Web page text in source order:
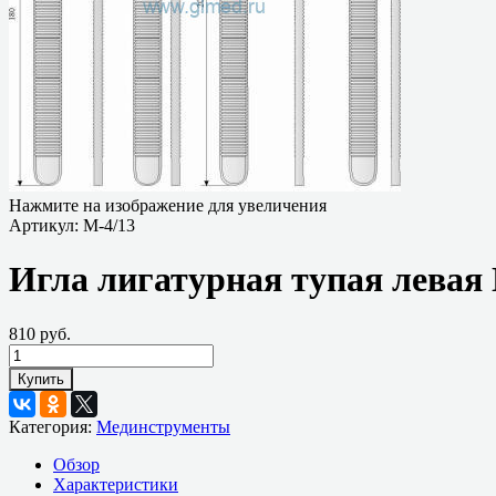
Нажмите на изображение для увеличения
Артикул: М-4/13
Игла лигатурная тупая
810 руб.
Купить
Категория: Мединструменты
Обзор
Характеристики